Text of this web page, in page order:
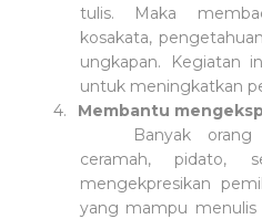
tulis. Maka
kosakata,
ungkapan. Kegiatan
untuk meningkatkan
4.
Membantu
Banyak
ceramah, pidato,
mengekpresikan
yang mampu